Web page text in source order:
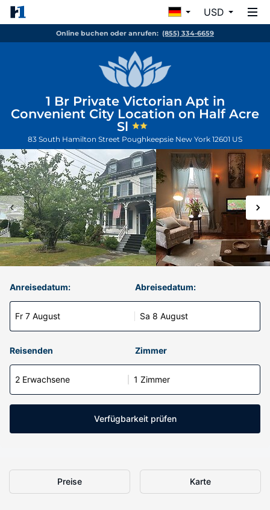
USD
Online buchen oder anrufen: (855) 334-6659
1 Br Private Victorian Apt in
Convenient City Location on Half Acre
Sl
83 South Hamilton Street Poughkeepsie New York 12601 US
Anreisedatum:
Fr 7 August
Abreisedatum:
Sa 8 August
Reisenden Zimmer
2 Erwachsene 1 Zimmer
Verfügbarkeit prüfen
Preise Karte